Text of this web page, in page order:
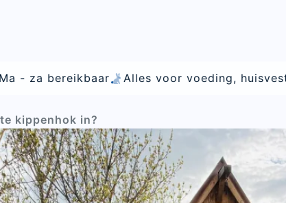
huisvesting en verzorging van hobbydieren
kippenhok in?